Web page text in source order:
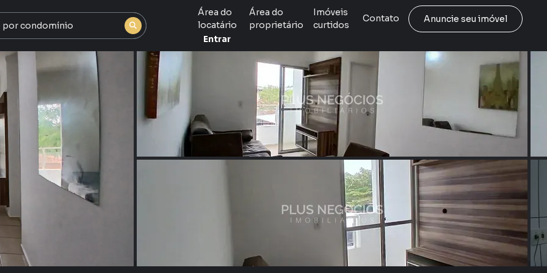
Área do
locatário
Área do
proprietário
Imóveis
curtidos
Contato
Anuncie seu imóvel
Entrar